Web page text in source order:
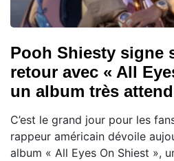
Pooh Shiesty signe
retour avec « All
un album très
C’est le grand jour pour les
rappeur américain dévoile
album « All Eyes On Shiest »,